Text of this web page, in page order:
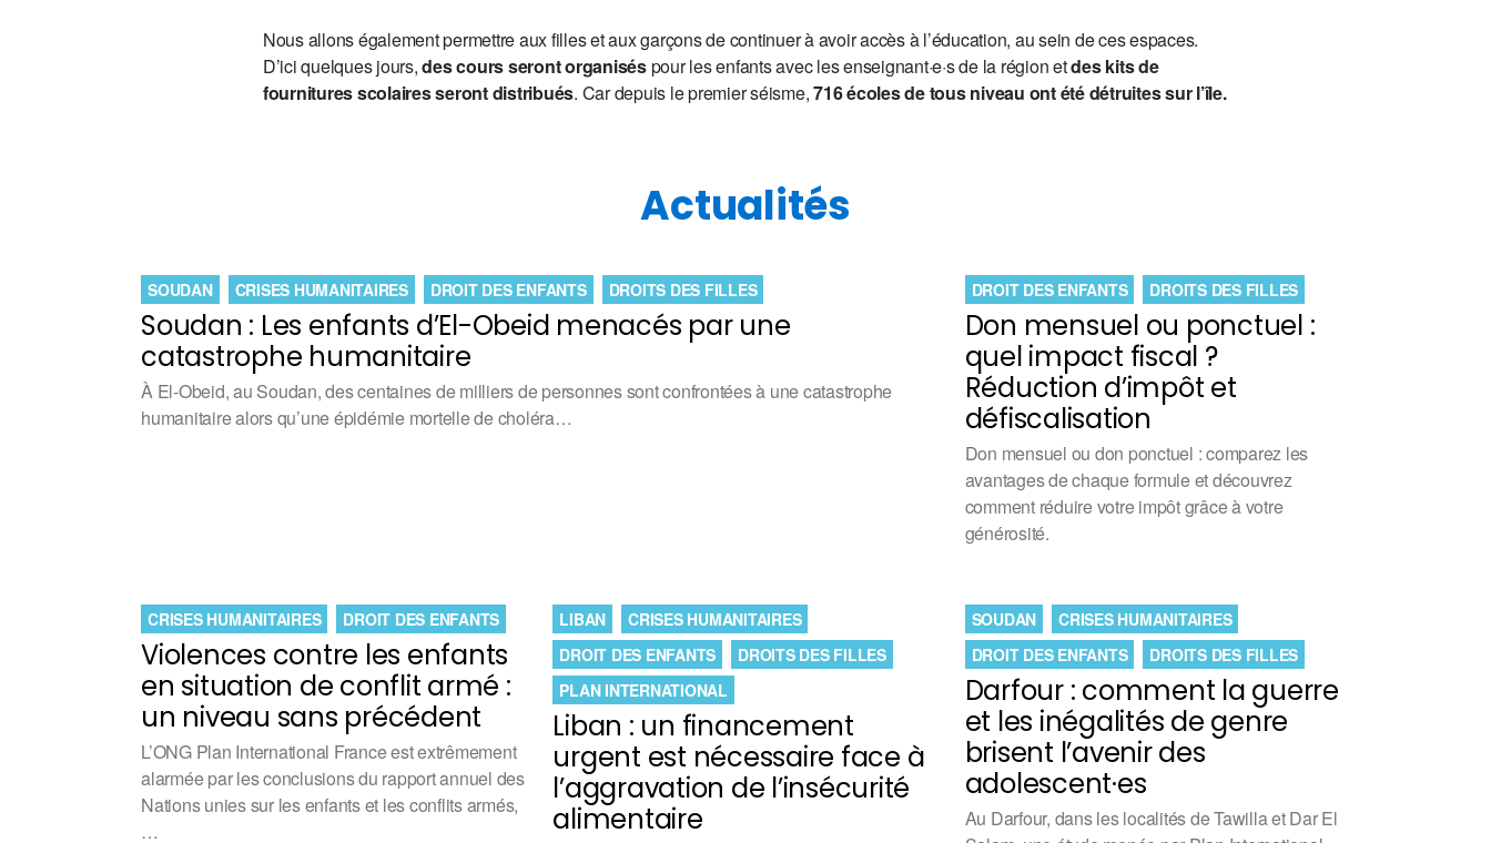
Nous allons également permettre aux filles et aux garçons de continuer à avoir accès à l’éducation, au sein de ces espaces.
D’ici quelques jours,des cours seront organiséspour les enfants avec les enseignant·e·s de la région etdes kits de
fournitures scolaires seront distribués. Car depuis le premier séisme,716 écoles de tous niveau ont été détruites sur l’île.
Actualités
Soudan : Les enfants d’El-Obeid menacés par une
catastrophe humanitaire
SOUDAN CRISES HUMANITAIRES DROIT DES ENFANTS DROITS DES FILLES
À El-Obeid, au Soudan, des centaines de milliers de personnes sont confrontées à une catastrophe
humanitaire alors qu’une épidémie mortelle de choléra…
Don mensuel ou ponctuel :
quel impact fiscal ?
Réduction d’impôt et
défiscalisation
DROIT DES ENFANTS DROITS DES FILLES
Don mensuel ou don ponctuel : comparez les
avantages de chaque formule et découvrez
comment réduire votre impôt grâce à votre
générosité.
Violences contre les enfants
en situation de conflit armé :
un niveau sans précédent
CRISES HUMANITAIRES DROIT DES ENFANTS
L’ONG Plan International France est extrêmement
alarmée par les conclusions du rapport annuel des
Nations unies sur les enfants et les conflits armés,
…
Liban : un financement
urgent est nécessaire face à
l’aggravation de l’insécurité
alimentaire
LIBAN
CRISES HUMANITAIRES
DROIT DES ENFANTS
DROITS DES FILLES
PLAN INTERNATIONAL
Darfour : comment la guerre
et les inégalités de genre
brisent l’avenir des
adolescent·es
SOUDAN
CRISES HUMANITAIRES
DROIT DES ENFANTS
DROITS DES FILLES
Au Darfour, dans les localités de Tawilla et Dar El